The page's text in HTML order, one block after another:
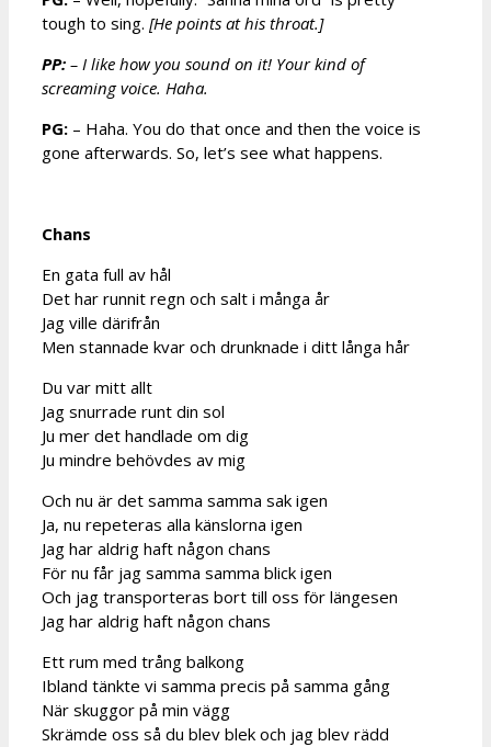
tough to sing. [He points at his throat.]
PP: – I like how you sound on it! Your kind of
screaming voice. Haha.
PG: – Haha. You do that once and then the voice is
gone afterwards. So, let’s see what happens.
Chans
En gata full av hål
Det har runnit regn och salt i många år
Jag ville därifrån
Men stannade kvar och drunknade i ditt långa hår
Du var mitt allt
Jag snurrade runt din sol
Ju mer det handlade om dig
Ju mindre behövdes av mig
Och nu är det samma samma sak igen
Ja, nu repeteras alla känslorna igen
Jag har aldrig haft någon chans
För nu får jag samma samma blick igen
Och jag transporteras bort till oss för längesen
Jag har aldrig haft någon chans
Ett rum med trång balkong
Ibland tänkte vi samma precis på samma gång
När skuggor på min vägg
Skrämde oss så du blev blek och jag blev rädd